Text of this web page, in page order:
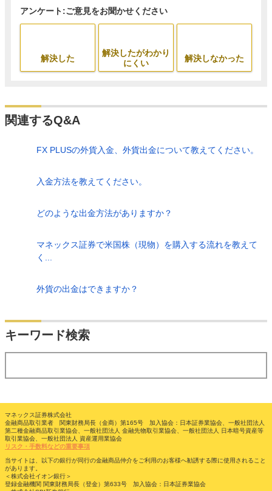
アンケート:ご意見をお聞かせください
解決した
解決したがわかり
にくい
解決しなかった
関連するQ&A
FX PLUSの外貨入金、外貨出金について教えてください。
入金方法を教えてください。
どのような出金方法がありますか？
マネックス証券で米国株（現物）を購入する流れを教えて
く...
外貨の出金はできますか？
キーワード検索
マネックス証券株式会社
金融商品取引業者 関東財務局長（金商）第165号 加入協会：日本証券業協会、一般社団法人
第二種金融商品取引業協会、一般社団法人 金融先物取引業協会、一般社団法人 日本暗号資産等
取引業協会、一般社団法人 資産運用業協会
リスク・手数料などの重要事項
当サイトは、以下の銀行が同行の金融商品仲介をご利用のお客様へ勧誘する際に使用されること
があります。
＜株式会社イオン銀行＞
登録金融機関 関東財務局長（登金）第633号 加入協会：日本証券業協会